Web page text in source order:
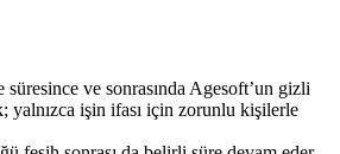
süresince ve sonrasında Agesoft’un gizli
yalnızca işin ifası için zorunlu kişilerle